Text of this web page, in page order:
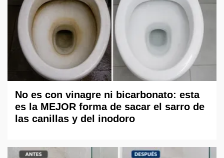
No es con vinagre ni bicarbonato: esta
es la MEJOR forma de sacar el sarro de
las canillas y del inodoro